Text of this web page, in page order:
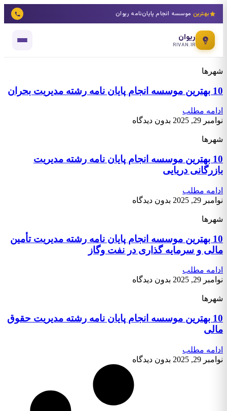
بهترین موسسه انجام پایان‌نامه ریوان
ریوان
RIVAN.IR
شهرها
10 بهترین موسسه انجام پایان نامه رشته مدیریت بحران
ادامه مطلب
نوامبر 29, 2025
بدون دیدگاه
شهرها
10 بهترین موسسه انجام پایان نامه رشته مدیریت
بازرگانی دریایی
ادامه مطلب
نوامبر 29, 2025
بدون دیدگاه
شهرها
10 بهترین موسسه انجام پایان نامه رشته مدیریت تأمین
مالی و سرمایه گذاری در نفت وگاز
ادامه مطلب
نوامبر 29, 2025
بدون دیدگاه
شهرها
10 بهترین موسسه انجام پایان نامه رشته مدیریت حقوق
مالی
ادامه مطلب
نوامبر 29, 2025
بدون دیدگاه